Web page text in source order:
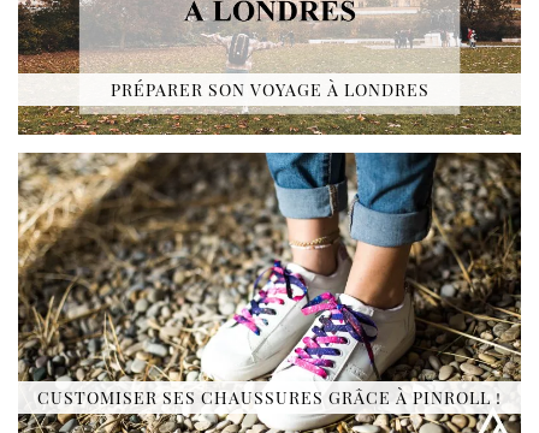
PRÉPARER SON VOYAGE À LONDRES
CUSTOMISER SES CHAUSSURES GRÂCE À PINROLL !